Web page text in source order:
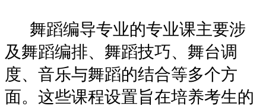
舞蹈编导专业的专业课主要涉
及舞蹈编排、舞蹈技巧、舞台调
度、音乐与舞蹈的结合等多个方
面。这些课程设置旨在培养考生的